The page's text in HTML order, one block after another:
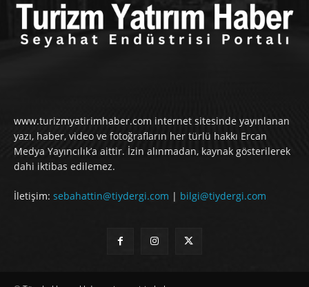
www.turizmyatirimhaber.com internet sitesinde yayınlanan
yazı, haber, video ve fotoğrafların her türlü hakkı Ercan
Medya Yayıncılık’a aittir. İzin alınmadan, kaynak gösterilerek
dahi iktibas edilemez.
İletişim: sebahattin@tiydergi.com | bilgi@tiydergi.com